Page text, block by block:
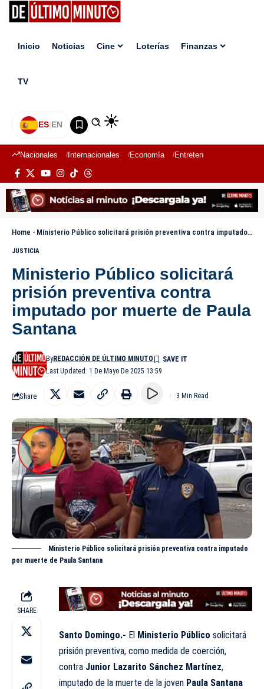
Inicio Noticias Cine Loterías Finanzas
TV
ES|EN
Nacionales Internacionales Economía Entretenimiento
Home - Ministerio Público solicitará prisión preventiva contra imputado por muerte de Paula Santana
JUSTICIA
Ministerio Público solicitará
prisión preventiva contra
imputado por muerte de Paula
Santana
Last Updated: 1 De Mayo De 2025 13:59
ByREDACCIÓN DE ÚLTIMO MINUTO
Share 3 Min Read
Ministerio Público solicitará prisión preventiva contra imputado
por muerte de Paula Santana
SHARE
Santo Domingo.- El Ministerio Público solicitará
prisión preventiva, como medida de coerción,
contra Junior Lazarito Sánchez Martínez,
imputado de la muerte de la joven Paula Santana